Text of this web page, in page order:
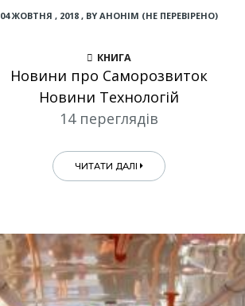
04 ЖОВТНЯ , 2018 , BY АНОНІМ (НЕ ПЕРЕВІРЕНО)
КНИГА
Новини про Саморозвиток
Новини Технологій
14 переглядів
ЧИТАТИ ДАЛІ